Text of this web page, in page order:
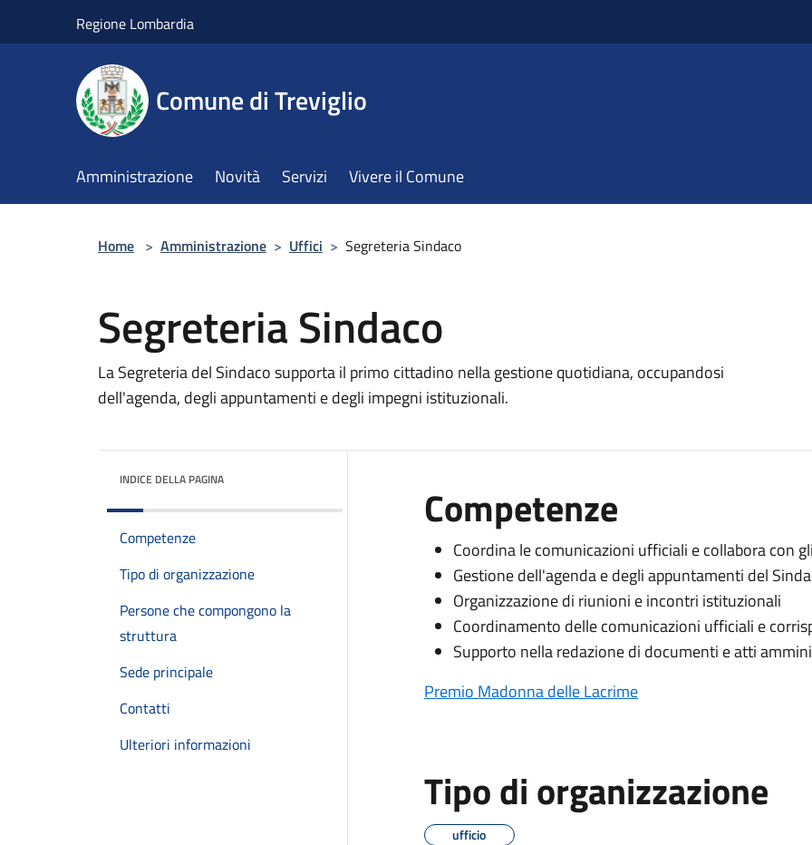
Regione Lombardia
Comune di Treviglio
Amministrazione Novità Servizi Vivere il Comune
Home > Amministrazione > Uffici > Segreteria Sindaco
Segreteria Sindaco
La Segreteria del Sindaco supporta il primo cittadino nella gestione quotidiana, occupandosi
dell'agenda, degli appuntamenti e degli impegni istituzionali.
INDICE DELLA PAGINA
Competenze
Tipo di organizzazione
Persone che compongono la
struttura
Sede principale
Contatti
Ulteriori informazioni
Competenze
Coordina le comunicazioni ufficiali e collabora con
Gestione dell'agenda e degli appuntamenti del
Organizzazione di riunioni e incontri istituzionali
Coordinamento delle comunicazioni ufficiali e
Supporto nella redazione di documenti e atti
Premio Madonna delle Lacrime
Tipo di organizzazione
ufficio